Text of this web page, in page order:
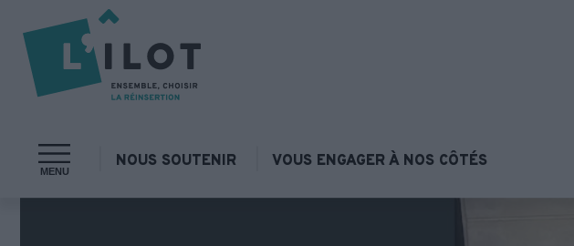
MENU
NOUS SOUTENIR VOUS ENGAGER À NOS CÔTÉS